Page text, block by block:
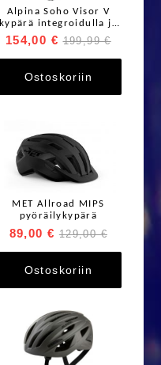
Alpina Soho Visor V
kypärä integroidulla ja
fotokromaattisella
visiirillä
154,00 € 199,99 €
Ostoskoriin
MET Allroad MIPS
pyöräilykypärä
89,00 € 129,00 €
Ostoskoriin